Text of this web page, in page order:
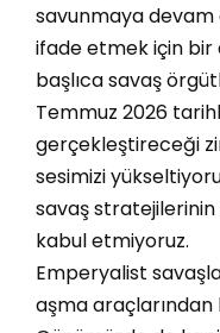
savunmaya
ifade etmek için bir
başlıca savaş
Temmuz 2026
gerçekleştireceği
sesimizi
savaş
kabul etmiyoruz.
​Emperyalist
aşma